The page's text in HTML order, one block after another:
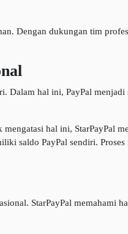
Dengan dukungan tim
Dalam hal ini, PayPal menjadi
hal ini, StarPayPal
saldo PayPal sendiri. Proses
StarPayPal memahami